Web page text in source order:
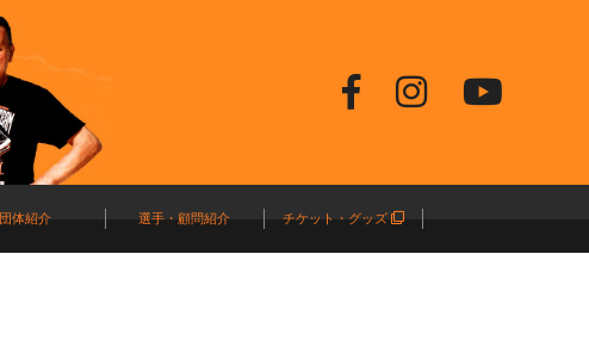
団体紹介 選手・顧問紹介 チケット・グッズ